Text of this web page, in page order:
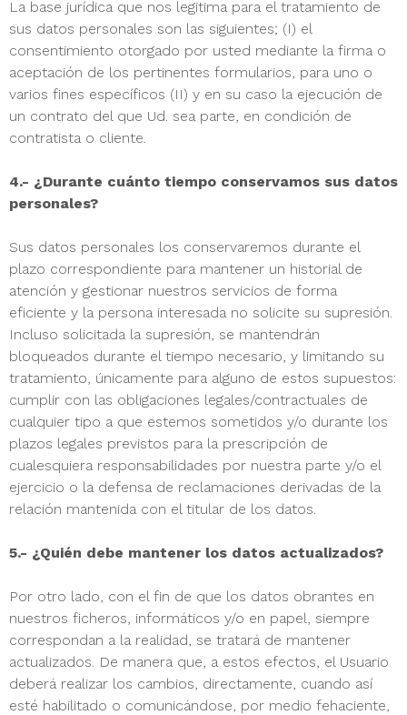
La base jurídica que nos legitima para el tratamiento de
sus datos personales son las siguientes; (I) el
consentimiento otorgado por usted mediante la firma o
aceptación de los pertinentes formularios, para uno o
varios fines específicos (II) y en su caso la ejecución de
un contrato del que Ud. sea parte, en condición de
contratista o cliente.
4.- ¿Durante cuánto tiempo conservamos sus datos
personales?
Sus datos personales los conservaremos durante el
plazo correspondiente para mantener un historial de
atención y gestionar nuestros servicios de forma
eficiente y la persona interesada no solicite su supresión.
Incluso solicitada la supresión, se mantendrán
bloqueados durante el tiempo necesario, y limitando su
tratamiento, únicamente para alguno de estos supuestos:
cumplir con las obligaciones legales/contractuales de
cualquier tipo a que estemos sometidos y/o durante los
plazos legales previstos para la prescripción de
cualesquiera responsabilidades por nuestra parte y/o el
ejercicio o la defensa de reclamaciones derivadas de la
relación mantenida con el titular de los datos.
5.- ¿Quién debe mantener los datos actualizados?
Por otro lado, con el fin de que los datos obrantes en
nuestros ficheros, informáticos y/o en papel, siempre
correspondan a la realidad, se tratará de mantener
actualizados. De manera que, a estos efectos, el Usuario
deberá realizar los cambios, directamente, cuando así
esté habilitado o comunicándose, por medio fehaciente,